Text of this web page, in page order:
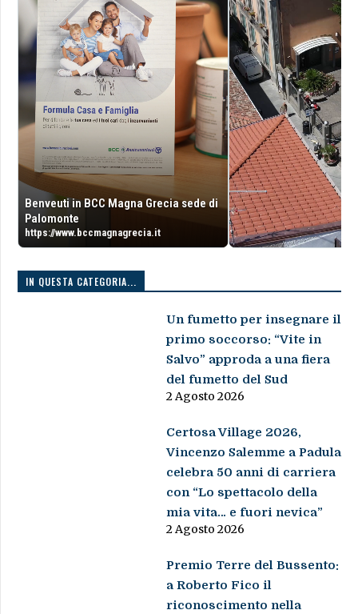
Benveuti in BCC Magna Grecia sede di
Palomonte
https://www.bccmagnagrecia.it
IN QUESTA CATEGORIA...
Un fumetto per insegnare il
primo soccorso: “Vite in
Salvo” approda a una fiera
del fumetto del Sud
2 Agosto 2026
Certosa Village 2026,
Vincenzo Salemme a Padula
celebra 50 anni di carriera
con “Lo spettacolo della
mia vita… e fuori nevica”
2 Agosto 2026
Premio Terre del Bussento:
a Roberto Fico il
riconoscimento nella